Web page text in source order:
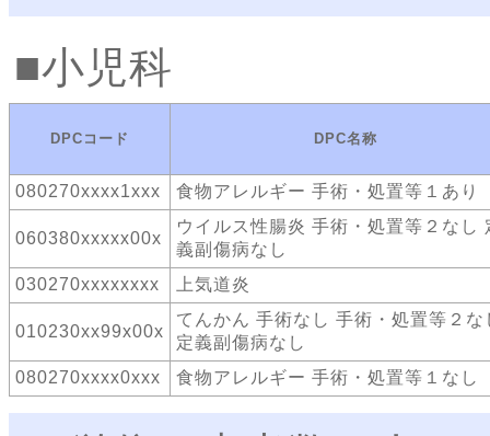
小児科
DPCコード DPC名称
080270xxxx1xxx 食物アレルギー 手術・処置等１あり
060380xxxxx00x
ウイルス性腸炎 手術・処置等２なし
義副傷病なし
030270xxxxxxxx
上気道炎
010230xx99x00x
てんかん 手術なし 手術・処置等２な
定義副傷病なし
080270xxxx0xxx
食物アレルギー 手術・処置等１なし